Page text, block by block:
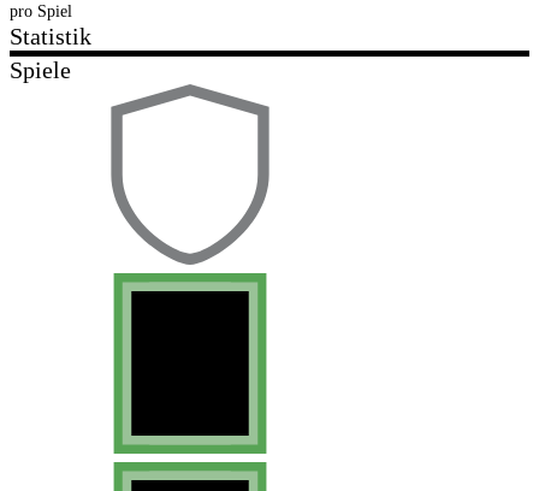
pro Spiel
Statistik
Spiele